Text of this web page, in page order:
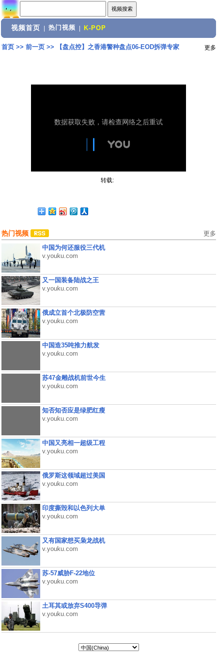
视频首页 热门视频 K-POP
首页>> 前一页>> 【盘点控】之香港警种盘点06-EOD拆弹专家 更多
转载:
热门视频 更多
中国为何还服役三代机
v.youku.com
又一国装备陆战之王
v.youku.com
俄成立首个北极防空营
v.youku.com
中国造35吨推力航发
v.youku.com
苏47金雕战机前世今生
v.youku.com
知否知否应是绿肥红瘦
v.youku.com
中国又亮相一超级工程
v.youku.com
俄罗斯这领域超过美国
v.youku.com
印度撕毁和以色列大单
v.youku.com
又有国家想买枭龙战机
v.youku.com
苏-57威胁F-22地位
v.youku.com
土耳其或放弃S400导弹
v.youku.com